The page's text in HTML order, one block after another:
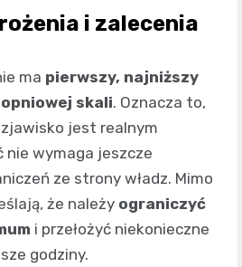
i zalecenia
ma pierwszy, najniższy
skali. Oznacza to,
jest realnym
nie wymaga jeszcze
ze strony władz. Mimo
że należy ograniczyć
i przełożyć niekonieczne
godziny.